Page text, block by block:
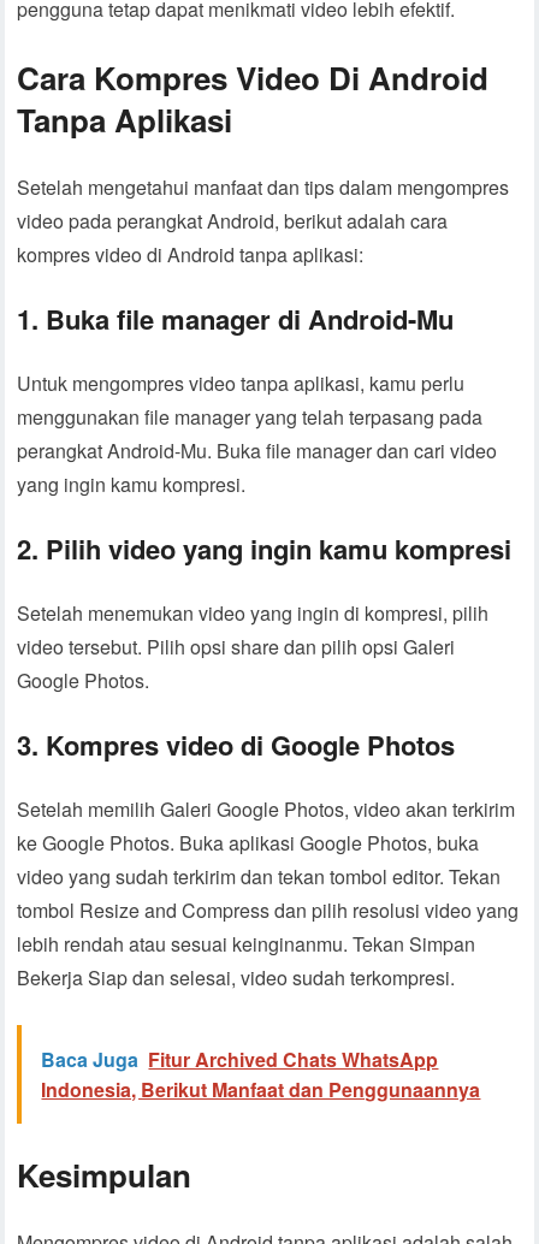
pengguna tetap dapat menikmati video lebih efektif.
Cara Kompres Video Di Android
Tanpa Aplikasi
Setelah mengetahui manfaat dan tips dalam mengompres
video pada perangkat Android, berikut adalah cara
kompres video di Android tanpa aplikasi:
1. Buka file manager di Android-Mu
Untuk mengompres video tanpa aplikasi, kamu perlu
menggunakan file manager yang telah terpasang pada
perangkat Android-Mu. Buka file manager dan cari video
yang ingin kamu kompresi.
2. Pilih video yang ingin kamu kompresi
Setelah menemukan video yang ingin di kompresi, pilih
video tersebut. Pilih opsi share dan pilih opsi Galeri
Google Photos.
3. Kompres video di Google Photos
Setelah memilih Galeri Google Photos, video akan terkirim
ke Google Photos. Buka aplikasi Google Photos, buka
video yang sudah terkirim dan tekan tombol editor. Tekan
tombol Resize and Compress dan pilih resolusi video yang
lebih rendah atau sesuai keinginanmu. Tekan Simpan
Bekerja Siap dan selesai, video sudah terkompresi.
Baca Juga Fitur Archived Chats WhatsApp
Indonesia, Berikut Manfaat dan Penggunaannya
Kesimpulan